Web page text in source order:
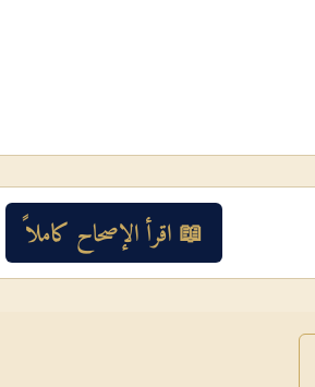
📖 اقرأ الإصحاح كاملاً